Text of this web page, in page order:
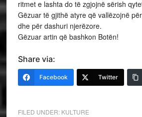
ritmet e lashta do të zgjojnë sërish
Gëzuar të gjithë atyre që vallëzojnë
dhe për dashuri njerëzore.
Gëzuar artin që bashkon Botën!
Share via:
Facebook Twitter
FILED UNDER: KULTURE